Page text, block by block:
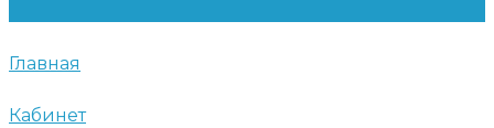
Главная
Кабинет